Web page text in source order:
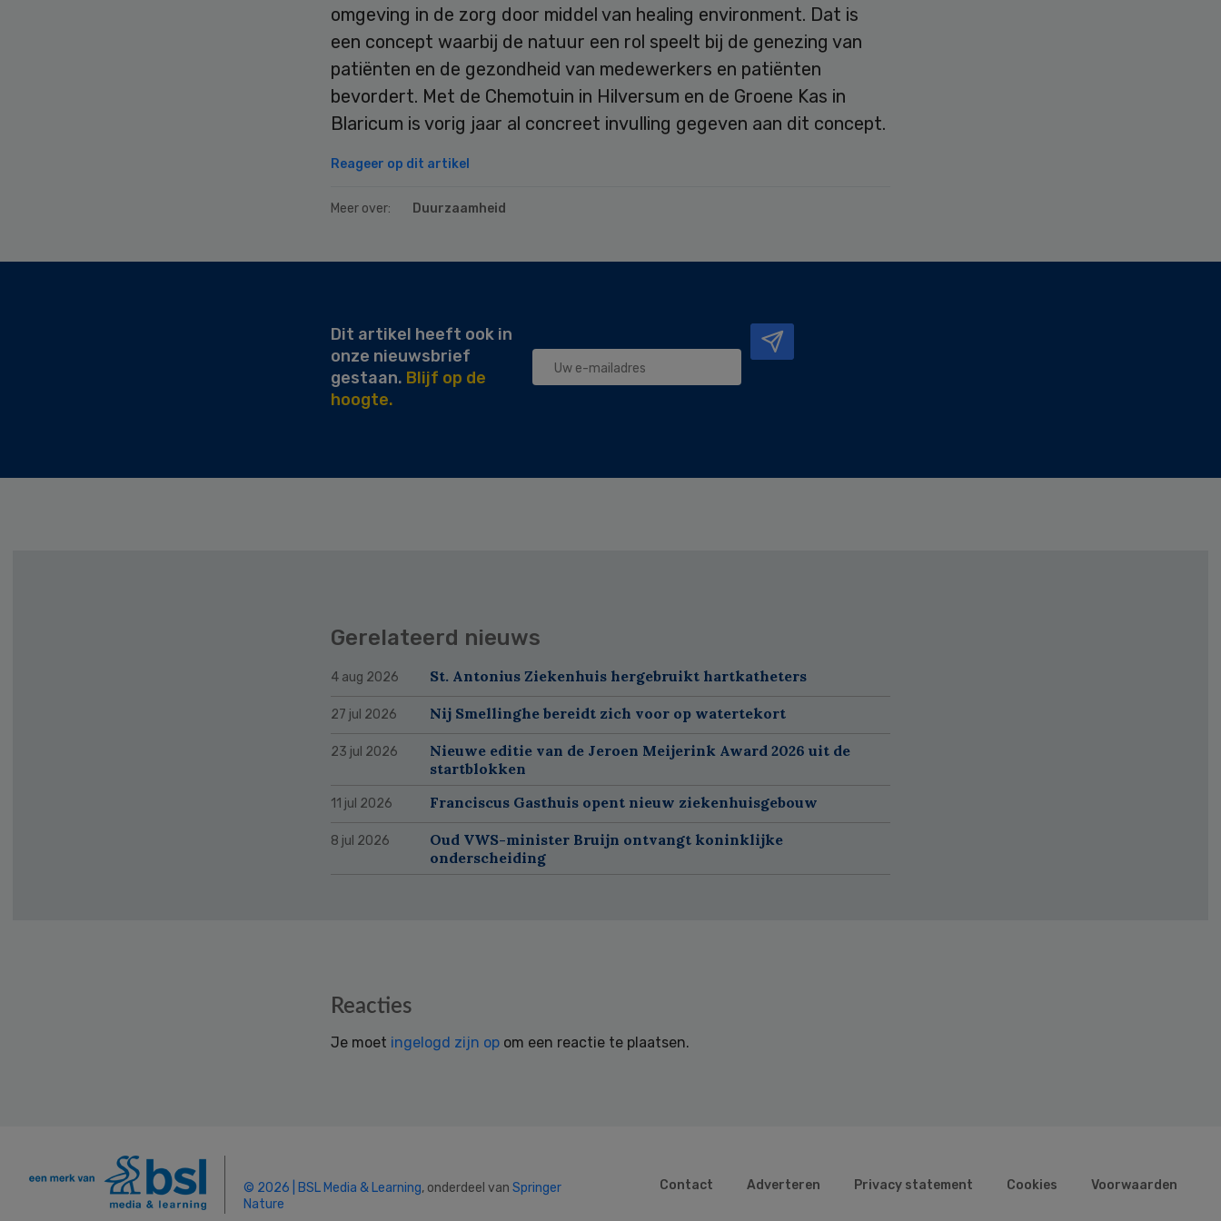
omgeving in de zorg door middel van healing environment. Dat is
een concept waarbij de natuur een rol speelt bij de genezing van
patiënten en de gezondheid van medewerkers en patiënten
bevordert. Met de Chemotuin in Hilversum en de Groene Kas in
Blaricum is vorig jaar al concreet invulling gegeven aan dit concept.
Reageer op dit artikel
Meer over: Duurzaamheid
Dit artikel heeft ook in
onze nieuwsbrief
gestaan. Blijf op de
hoogte.
Gerelateerd nieuws
4 aug 2026 St. Antonius Ziekenhuis hergebruikt hartkatheters
27 jul 2026 Nij Smellinghe bereidt zich voor op watertekort
23 jul 2026
Nieuwe editie van de Jeroen Meijerink Award 2026 uit de
startblokken
11 jul 2026 Franciscus Gasthuis opent nieuw ziekenhuisgebouw
8 jul 2026
Oud VWS-minister Bruijn ontvangt koninklijke
onderscheiding
Reacties
Je moet ingelogd zijn op om een reactie te plaatsen.
© 2026 | BSL Media & Learning, onderdeel van Springer
Nature
Contact Adverteren Privacy statement Cookies Voorwaarden